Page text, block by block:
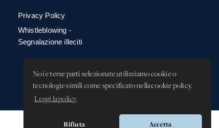
Noi e terze parti selezionate utilizziamo cookie o
tecnologie simili come specificato nella cookie policy.
Leggi la policy
Rifiuta Accetta
Privacy Policy
Whistleblowing -
Segnalazione illeciti